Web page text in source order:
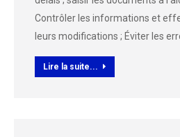
Contrôler les informations et
leurs modifications ; Éviter les
Lire la suite...